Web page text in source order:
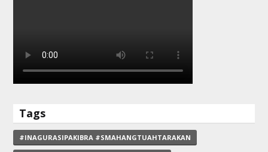
Tags
#INAGURASIPAKIBRA #SMAHANGTUAHTARAKAN